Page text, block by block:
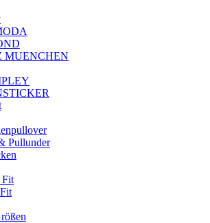
MUENCHEN
Pullunder
Fit